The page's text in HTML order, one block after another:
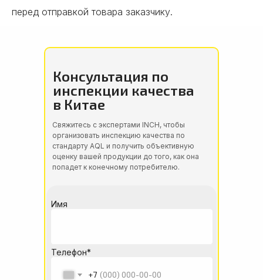
перед отправкой товара заказчику.
Свяжитесь с экспертами INCH, чтобы
организовать инспекцию качества по
стандарту AQL и получить объективную
оценку вашей продукции до того, как она
попадет к конечному потребителю.
Консультация по
инспекции качества
в Китае
Имя
Телефон*
+7